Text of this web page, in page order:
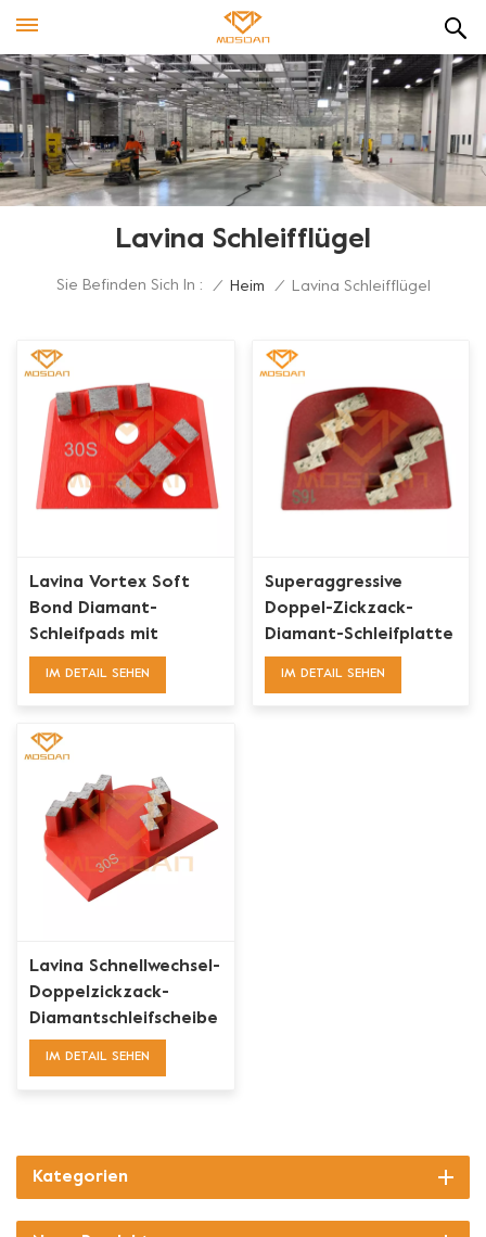
Lavina Schleifflügel
Sie Befinden Sich In : / Heim / Lavina Schleifflügel
Lavina Vortex Soft
Bond Diamant-
Schleifpads mit
doppeltem W-
IM DETAIL SEHEN
Superaggressive
Doppel-Zickzack-
Diamant-Schleifplatte
für Lavina
IM DETAIL SEHEN
Lavina Schnellwechsel-
Doppelzickzack-
Diamantschleifscheibe
für Beton
IM DETAIL SEHEN
Kategorien